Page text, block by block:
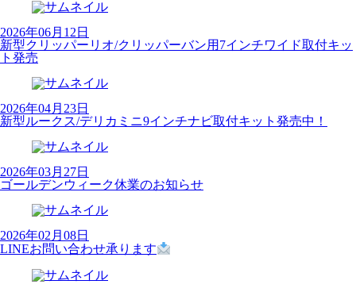
2026年06月12日
新型クリッパーリオ/クリッパーバン用7インチワイド取付キッ
ト発売
2026年04月23日
新型ルークス/デリカミニ9インチナビ取付キット発売中！
2026年03月27日
ゴールデンウィーク休業のお知らせ
2026年02月08日
LINEお問い合わせ承ります